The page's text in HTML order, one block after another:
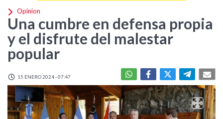
Opinion
Una cumbre en defensa propia
y el disfrute del malestar
popular
15 ENERO 2024 - 07:47